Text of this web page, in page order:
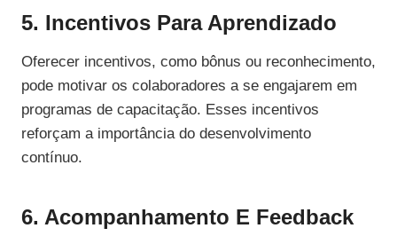
5. Incentivos Para Aprendizado
Oferecer incentivos, como bônus ou reconhecimento,
pode motivar os colaboradores a se engajarem em
programas de capacitação. Esses incentivos
reforçam a importância do desenvolvimento
contínuo.
6. Acompanhamento E Feedback